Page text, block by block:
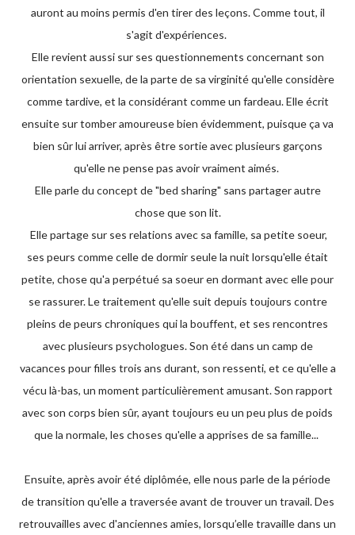
auront au moins permis d'en tirer des leçons. Comme tout, il
s'agit d'expériences.
Elle revient aussi sur ses questionnements concernant son
orientation sexuelle, de la parte de sa virginité qu'elle considère
comme tardive, et la considérant comme un fardeau. Elle écrit
ensuite sur tomber amoureuse bien évidemment, puisque ça va
bien sûr lui arriver, après être sortie avec plusieurs garçons
qu'elle ne pense pas avoir vraiment aimés.
Elle parle du concept de "bed sharing" sans partager autre
chose que son lit.
Elle partage sur ses relations avec sa famille, sa petite soeur,
ses peurs comme celle de dormir seule la nuit lorsqu'elle était
petite, chose qu'a perpétué sa soeur en dormant avec elle pour
se rassurer. Le traitement qu'elle suit depuis toujours contre
pleins de peurs chroniques qui la bouffent, et ses rencontres
avec plusieurs psychologues. Son été dans un camp de
vacances pour filles trois ans durant, son ressenti, et ce qu'elle a
vécu là-bas, un moment particulièrement amusant. Son rapport
avec son corps bien sûr, ayant toujours eu un peu plus de poids
que la normale, les choses qu'elle a apprises de sa famille...
Ensuite, après avoir été diplômée, elle nous parle de la période
de transition qu'elle a traversée avant de trouver un travail. Des
retrouvailles avec d'anciennes amies, lorsqu’elle travaille dans un